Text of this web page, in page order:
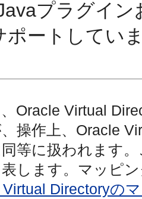
プラグイ
ポートしてい
Oracle Virtual
操作上、Oracle
等に扱われます
します。マッピ
Virtual Directoryの